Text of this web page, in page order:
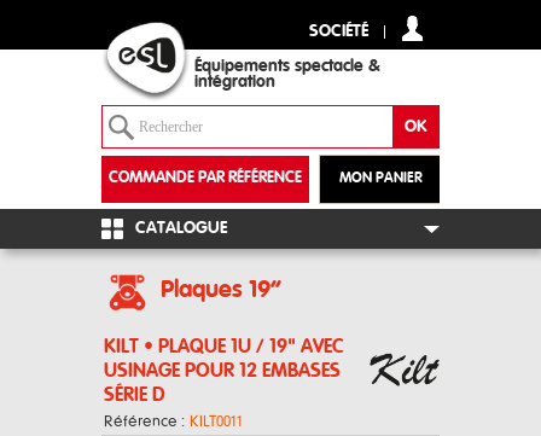
SOCIÉTÉ
Équipements spectacle &
intégration
MON PANIER
COMMANDE PAR RÉFÉRENCE
+
CATALOGUE
Plaques 19“
KILT • PLAQUE 1U / 19" AVEC
USINAGE POUR 12 EMBASES
SÉRIE D
Référence : KILT0011